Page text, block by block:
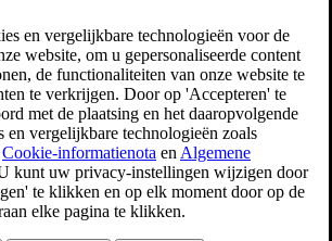
Hybrid Core Limited Edition voor
€ 35.990 incl. btw.[1 ]